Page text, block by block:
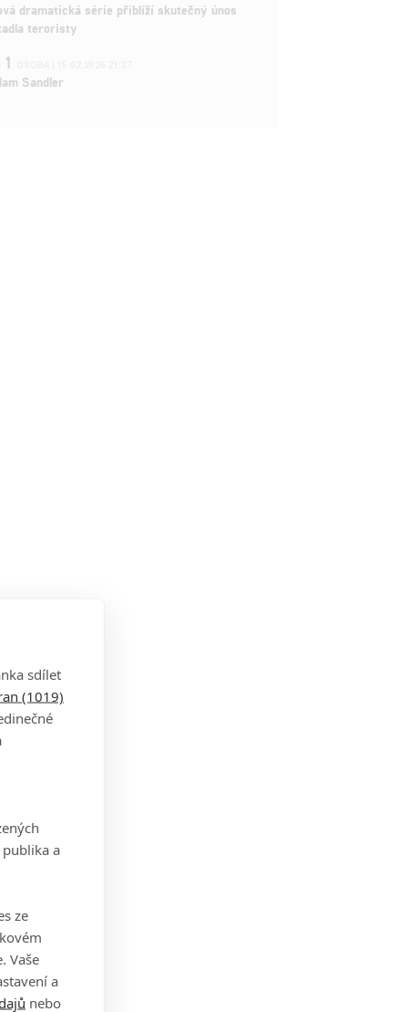
dramatická série přiblíží skutečný únos
teroristy
1
Sandler
sdílet
(1019)
a
ze
Vaše
a
nebo